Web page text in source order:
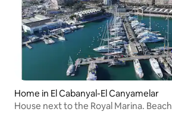
Home in El Cabanyal-El Canyamelar
House next to the Royal Marina. Beach